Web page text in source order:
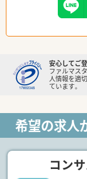
安心してご
ファルマス
人情報を適
ています。
希望の求人
コン